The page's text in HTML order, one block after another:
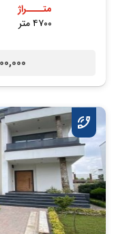
متــــراژ
۴۷۰۰ متر